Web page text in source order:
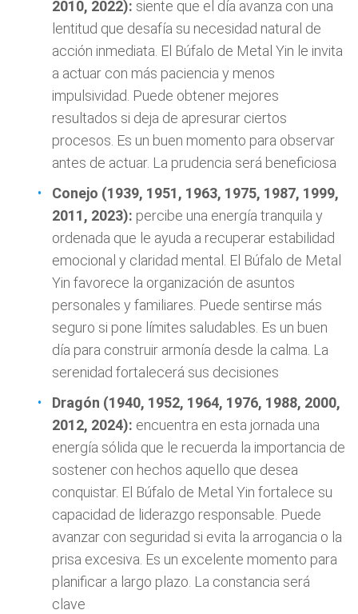
2010, 2022): siente que el día avanza con una
lentitud que desafía su necesidad natural de
acción inmediata. El Búfalo de Metal Yin le invita
a actuar con más paciencia y menos
impulsividad. Puede obtener mejores
resultados si deja de apresurar ciertos
procesos. Es un buen momento para observar
antes de actuar. La prudencia será beneficiosa
Conejo (1939, 1951, 1963, 1975, 1987, 1999,
2011, 2023): percibe una energía tranquila y
ordenada que le ayuda a recuperar estabilidad
emocional y claridad mental. El Búfalo de Metal
Yin favorece la organización de asuntos
personales y familiares. Puede sentirse más
seguro si pone límites saludables. Es un buen
día para construir armonía desde la calma. La
serenidad fortalecerá sus decisiones
Dragón (1940, 1952, 1964, 1976, 1988, 2000,
2012, 2024): encuentra en esta jornada una
energía sólida que le recuerda la importancia de
sostener con hechos aquello que desea
conquistar. El Búfalo de Metal Yin fortalece su
capacidad de liderazgo responsable. Puede
avanzar con seguridad si evita la arrogancia o la
prisa excesiva. Es un excelente momento para
planificar a largo plazo. La constancia será
clave